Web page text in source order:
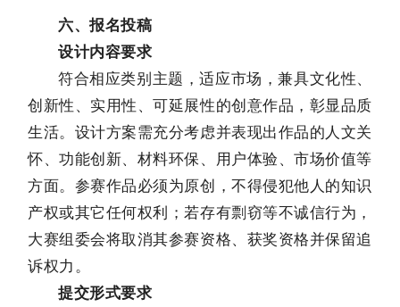
六、报名投稿
设计内容要求
符合相应类别主题，适应市场，兼具文化性、
创新性、实用性、可延展性的创意作品，彰显品质
生活。设计方案需充分考虑并表现出作品的人文关
怀、功能创新、材料环保、用户体验、市场价值等
方面。参赛作品必须为原创，不得侵犯他人的知识
产权或其它任何权利；若存有剽窃等不诚信行为，
大赛组委会将取消其参赛资格、获奖资格并保留追
诉权力。
提交形式要求